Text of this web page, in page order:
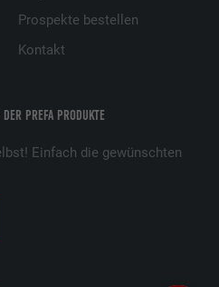
PREFA PRODUKTE
Einfach die gewünschten
Prospekte bestellen
Kontakt
die Verfolgung der